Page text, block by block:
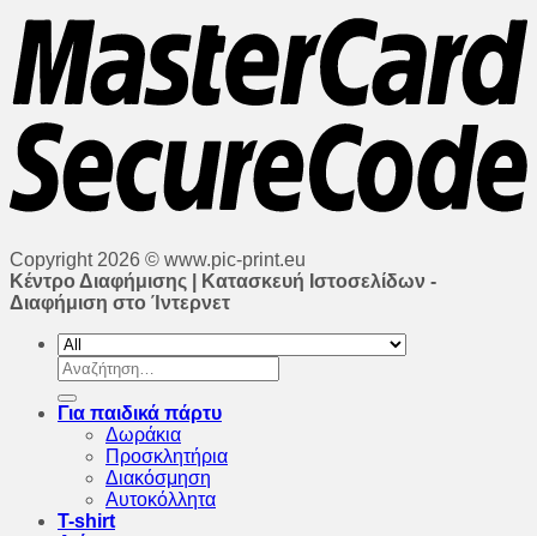
Copyright 2026 © www.pic-print.eu
Κέντρο Διαφήμισης | Κατασκευή Ιστοσελίδων -
Διαφήμιση στο Ίντερνετ
Αναζήτηση
για:
Για παιδικά πάρτυ
Δωράκια
Προσκλητήρια
Διακόσμηση
Αυτοκόλλητα
T-shirt